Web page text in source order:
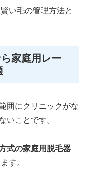
い毛の管理方法と
家庭用レー
囲にクリニックがな
いことです。
式の家庭用脱毛器
す。